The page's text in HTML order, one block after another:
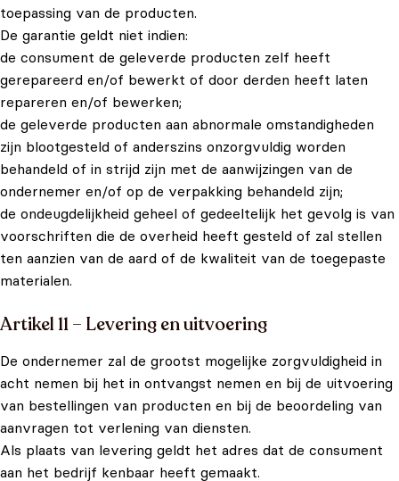
toepassing van de producten.
De garantie geldt niet indien:
de consument de geleverde producten zelf heeft
gerepareerd en/of bewerkt of door derden heeft laten
repareren en/of bewerken;
de geleverde producten aan abnormale omstandigheden
zijn blootgesteld of anderszins onzorgvuldig worden
behandeld of in strijd zijn met de aanwijzingen van de
ondernemer en/of op de verpakking behandeld zijn;
de ondeugdelijkheid geheel of gedeeltelijk het gevolg is van
voorschriften die de overheid heeft gesteld of zal stellen
ten aanzien van de aard of de kwaliteit van de toegepaste
materialen.
Artikel 11 – Levering en uitvoering
De ondernemer zal de grootst mogelijke zorgvuldigheid in
acht nemen bij het in ontvangst nemen en bij de uitvoering
van bestellingen van producten en bij de beoordeling van
aanvragen tot verlening van diensten.
Als plaats van levering geldt het adres dat de consument
aan het bedrijf kenbaar heeft gemaakt.